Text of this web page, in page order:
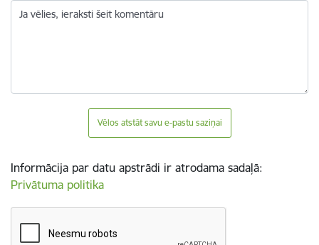
Ja vēlies, ieraksti šeit komentāru
Vēlos atstāt savu e-pastu saziņai
Informācija par datu apstrādi ir atrodama sadaļā:
Privātuma politika